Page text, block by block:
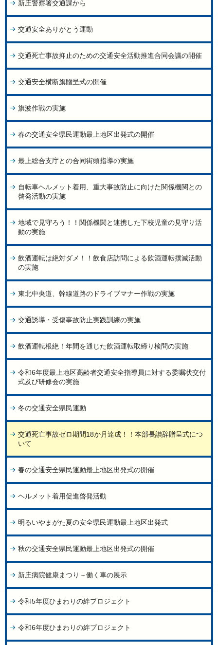
新庄警察署交通課から
交通安全ありがとう運動
交通死亡事故抑止のための交通安全活動推進合同会議の開催
交通安全横断旗贈呈式の開催
旗波作戦の実施
春の交通安全県民運動最上地区出発式の開催
最上総合支庁との合同街頭指導の実施
自転車ヘルメット着用、重大事故防止に向けた関係機関との
啓発活動の実施
地域で見守ろう！！関係機関と連携した下校児童の見守り活
動の実施
飲酒運転は絶対ダメ！！飲食店訪問による飲酒運転撲滅活動
の実施
東北中央道、幹線道路のドライブマナー作戦の実施
交通誘導・受傷事故防止実践訓練の実施
飲酒運転根絶！年間を通じた飲酒運転取締り検問の実施
令和6年度最上地区高齢者交通安全指導員に対する委嘱状交付
式及び研修会の実施
冬の交通安全県民運動
交通死亡事故ゼロ期間18か月達成！！本部長讃辞贈呈式につ
いて
春の交通安全県民運動最上地区出発式の開催
ヘルメット着用促進啓発活動
明るいやまがた夏の安全県民運動最上地区出発式
秋の交通安全県民運動最上地区出発式の開催
新庄病院健康まつり～働く車の展示
令和5年度ひまわりの絆プロジェクト
令和6年度ひまわりの絆プロジェクト